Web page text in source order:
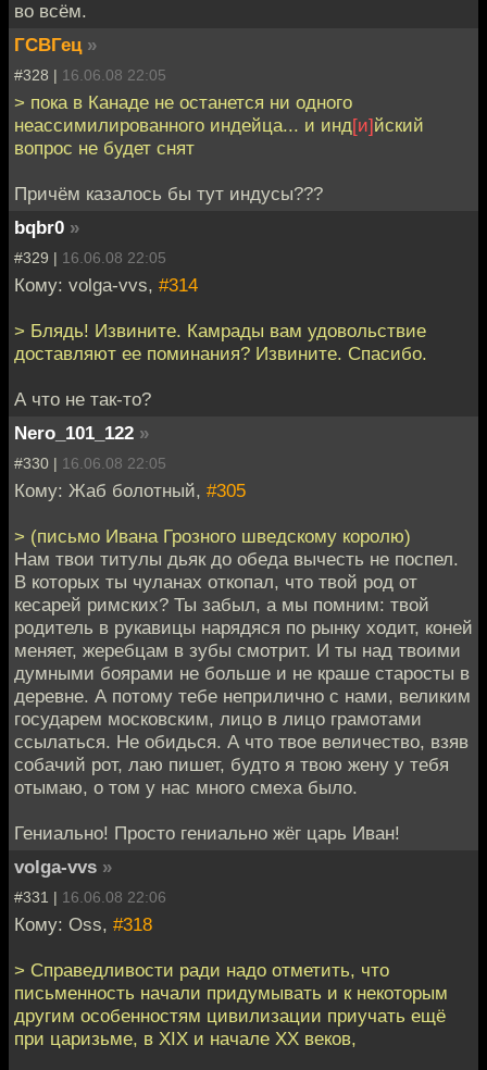
во всём.
ГСВГец »
#328 | 16.06.08 22:05
> пока в Канаде не останется ни одного
неассимилированного индейца... и инд[и]йский
вопрос не будет снят
Причём казалось бы тут индусы???
bqbr0 »
#329 | 16.06.08 22:05
Кому: volga-vvs, #314
> Блядь! Извините. Камрады вам удовольствие
доставляют ее поминания? Извините. Спасибо.
А что не так-то?
Nero_101_122 »
#330 | 16.06.08 22:05
Кому: Жаб болотный, #305
> (письмо Ивана Грозного шведскому королю)
Нам твои титулы дьяк до обеда вычесть не поспел.
В которых ты чуланах откопал, что твой род от
кесарей римских? Ты забыл, а мы помним: твой
родитель в рукавицы нарядяся по рынку ходит, коней
меняет, жеребцам в зубы смотрит. И ты над твоими
думными боярами не больше и не краше старосты в
деревне. А потому тебе неприлично с нами, великим
государем московским, лицо в лицо грамотами
ссылаться. Не обидься. А что твое величество, взяв
собачий рот, лаю пишет, будто я твою жену у тебя
отымаю, о том у нас много смеха было.
Гениально! Просто гениально жёг царь Иван!
volga-vvs »
#331 | 16.06.08 22:06
Кому: Oss, #318
> Справедливости ради надо отметить, что
письменность начали придумывать и к некоторым
другим особенностям цивилизации приучать ещё
при царизьме, в XIX и начале XX веков,